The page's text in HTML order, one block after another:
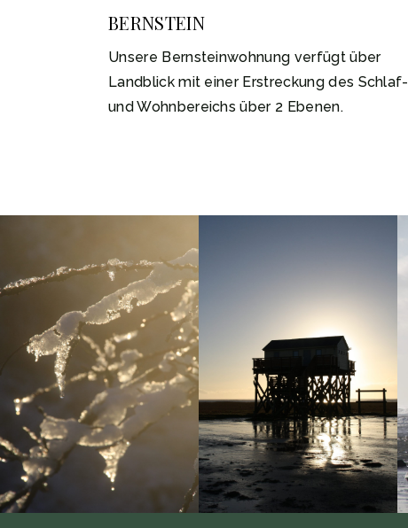
BERNSTEIN
Unsere Bernsteinwohnung verfügt über
Landblick mit einer Erstreckung des Schlaf-
und Wohnbereichs über 2 Ebenen.